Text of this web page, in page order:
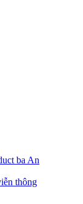
ba An
thông